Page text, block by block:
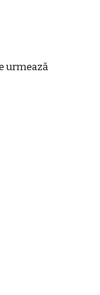
urmează